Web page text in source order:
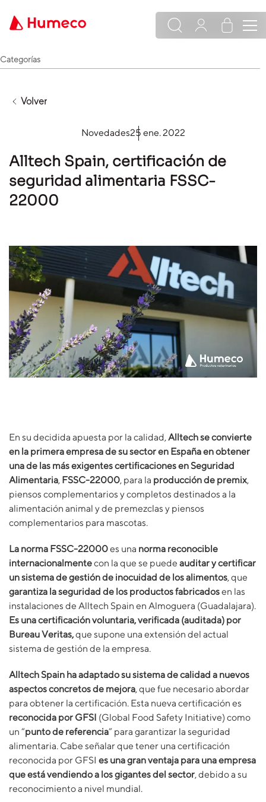
Categorías
Volver
Novedades25 ene. 2022
Alltech Spain, certificación de
seguridad alimentaria FSSC-
22000
En su decidida apuesta por la calidad,Alltech se convierte
en la primera empresa de su sector en España en obtener
una de las más exigentes certificaciones en Seguridad
Alimentaria, FSSC-22000, para la producción de premix,
piensos complementarios y completos destinados a la
alimentación animal y de premezclas y piensos
complementarios para mascotas.
La norma FSSC-22000es una norma reconocible
internacionalmentecon la que se puede auditar y certificar
un sistema de gestión de inocuidad de los alimentos, que
garantiza la seguridad de los productos fabricadosen las
instalaciones de Alltech Spain en Almoguera (Guadalajara).
Es una certificación voluntaria, verificada (auditada) por
Bureau Veritas,que supone una extensión del actual
sistema de gestión de la empresa.
Alltech Spain ha adaptado su sistema de calidad a nuevos
aspectos concretos de mejora, que fue necesario abordar
para obtener la certificación. Esta nueva certificación es
reconocida por GFSI (Global Food Safety Initiative) como
un “punto de referencia” para garantizar la seguridad
alimentaria. Cabe señalar que tener una certificación
reconocida por GFSI es una gran ventaja para una empresa
que está vendiendo a los gigantes del sector, debido a su
reconocimiento a nivel mundial.